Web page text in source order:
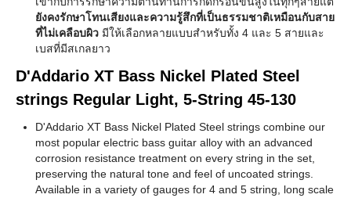
ยังคงรักษาโทนเสียงและความรู้สึกที่เป็นธรรมชาติเหมือนกับสาย
ที่ไม่เคลือบผิว มีให้เลือกหลายแบบสำหรับทั้ง 4 และ 5 สายและ
เบสที่มีสเกลยาว
D'Addario XT Bass Nickel Plated Steel
strings Regular Light, 5-String 45-130
D'Addario XT Bass Nickel Plated Steel strings combine our
most popular electric bass guitar alloy with an advanced
corrosion resistance treatment on every string in the set,
preserving the natural tone and feel of uncoated strings.
Available in a variety of gauges for 4 and 5 string, long scale